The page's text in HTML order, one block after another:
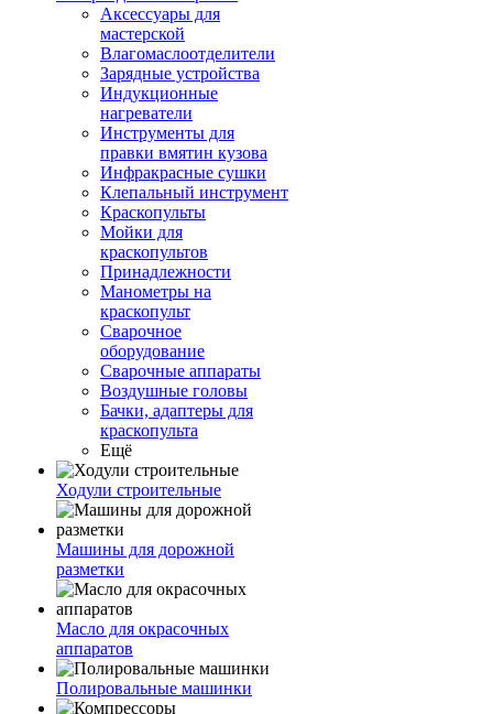
Аксессуары для
мастерской
Влагомаслоотделители
Зарядные устройства
Индукционные
нагреватели
Инструменты для
правки вмятин кузова
Инфракрасные сушки
Клепальный инструмент
Краскопульты
Мойки для
краскопультов
Принадлежности
Манометры на
краскопульт
Сварочное
оборудование
Сварочные аппараты
Воздушные головы
Бачки, адаптеры для
краскопульта
Ещё
Ходули строительные
Машины для дорожной
разметки
Масло для окрасочных
аппаратов
Полировальные машинки